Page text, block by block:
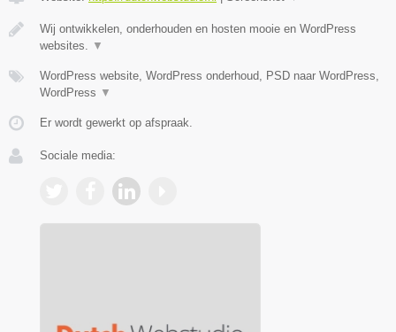
Wij ontwikkelen, onderhouden en hosten mooie en WordPress
websites.
▼
WordPress website, WordPress onderhoud, PSD naar WordPress,
WordPress ▼
Er wordt gewerkt op afspraak.
Sociale media: